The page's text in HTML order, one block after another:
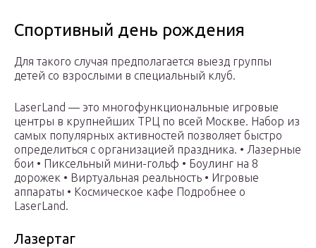
Спортивный день рождения
Для такого случая предполагается выезд группы
детей со взрослыми в специальный клуб.
LaserLand — это многофункциональные игровые
центры в крупнейших ТРЦ по всей Москве. Набор из
самых популярных активностей позволяет быстро
определиться с организацией праздника. • Лазерные
бои • Пиксельный мини-гольф • Боулинг на 8
дорожек • Виртуальная реальность • Игровые
аппараты • Космическое кафе Подробнее о
LaserLand.
Лазертаг